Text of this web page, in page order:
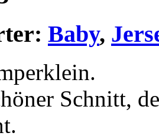
Baby,
Schnitt,